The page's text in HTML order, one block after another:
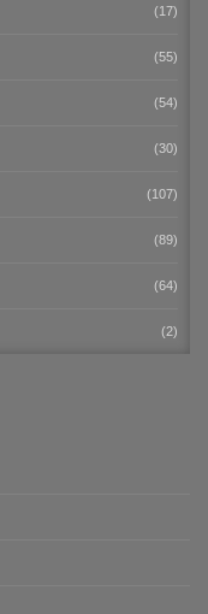
(17)
(55)
(54)
(30)
(107)
(89)
(64)
(2)